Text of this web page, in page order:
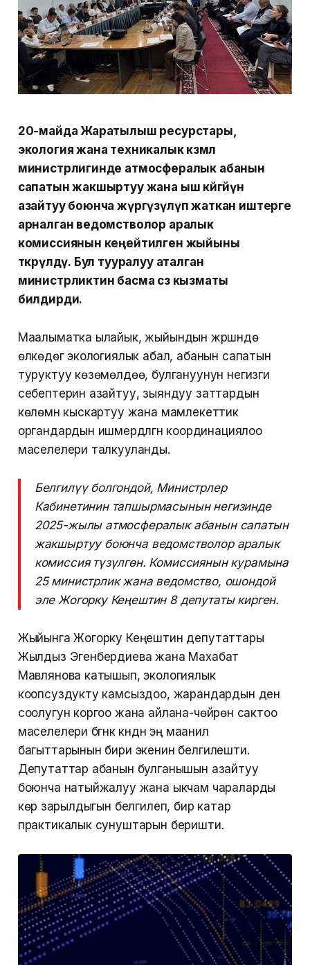
20-майда Жаратылыш ресурстары,
экология жана техникалык көзөмөл
министрлигинде атмосфералык абанын
сапатын жакшыртуу жана ыш көйгөйүн
азайтуу боюнча жүргүзүлүп жаткан иштерге
арналган ведомстволор аралык
комиссиянын кеңейтилген жыйыны
өткөрүлдү. Бул тууралуу аталган
министрликтин басма сөз кызматы
билдирди.
Маалыматка ылайык, жыйындын жүрүшүндө
өлкөдөгү экологиялык абал, абанын сапатын
туруктуу көзөмөлдөө, булгануунун негизги
себептерин азайтуу, зыяндуу заттардын
көлөмүн кыскартуу жана мамлекеттик
органдардын ишмердүүлүгүн координациялоо
маселелери талкууланды.
Белгилүү болгондой, Министрлер
Кабинетинин тапшырмасынын негизинде
2025-жылы атмосфералык абанын сапатын
жакшыртуу боюнча ведомстволор аралык
комиссия түзүлгөн. Комиссиянын курамына
25 министрлик жана ведомство, ошондой
эле Жогорку Кеңештин 8 депутаты кирген.
Жыйынга Жогорку Кеңештин депутаттары
Жылдыз Эгенбердиева жана Махабат
Мавлянова катышып, экологиялык
коопсуздукту камсыздоо, жарандардын ден
соолугун коргоо жана айлана-чөйрөнү сактоо
маселелери бүгүнкү күндүн эң маанилүү
багыттарынын бири экенин белгилешти.
Депутаттар абанын булганышын азайтуу
боюнча натыйжалуу жана ыкчам чараларды
көрүү зарылдыгын белгилеп, бир катар
практикалык сунуштарын беришти.